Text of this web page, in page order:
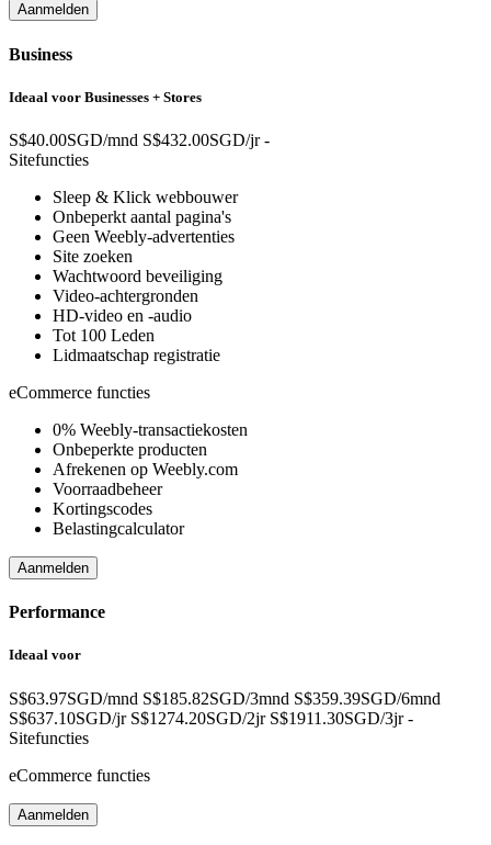
Aanmelden
Business
Ideaal voor Businesses + Stores
S$40.00SGD/mnd S$432.00SGD/jr-
Sitefuncties
Sleep & Klick webbouwer
Onbeperkt aantal pagina's
Geen Weebly-advertenties
Site zoeken
Wachtwoord beveiliging
Video-achtergronden
HD-video en -audio
Tot 100 Leden
Lidmaatschap registratie
eCommerce functies
0% Weebly-transactiekosten
Onbeperkte producten
Afrekenen op Weebly.com
Voorraadbeheer
Kortingscodes
Belastingcalculator
Aanmelden
Performance
Ideaal voor
S$63.97SGD/mnd S$185.82SGD/3mnd S$359.39SGD/6mnd
S$637.10SGD/jr S$1274.20SGD/2jr S$1911.30SGD/3jr-
Sitefuncties
eCommerce functies
Aanmelden